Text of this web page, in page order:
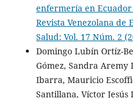
enfermería en Ecuador
Revista Venezolana de
Salud: Vol. 17 Núm. 2
Domingo Lubín Ortíz-
Gómez, Sandra Aremy
Ibarra, Mauricio
Santillana, Víctor Jesús